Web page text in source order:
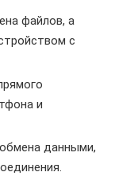
файлов, а
с
и
данными,